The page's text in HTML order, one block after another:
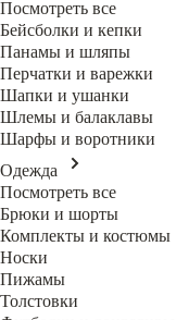
Посмотреть все
Бейсболки и кепки
Панамы и шляпы
Перчатки и варежки
Шапки и ушанки
Шлемы и балаклавы
Шарфы и воротники
Одежда
Посмотреть все
Брюки и шорты
Комплекты и костюмы
Носки
Пижамы
Толстовки